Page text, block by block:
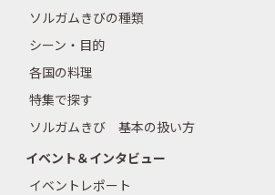
ソルガムきびの種類
シーン・目的
各国の料理
特集で探す
ソルガムきび 基本の扱い方
イベント＆インタビュー
イベントレポート